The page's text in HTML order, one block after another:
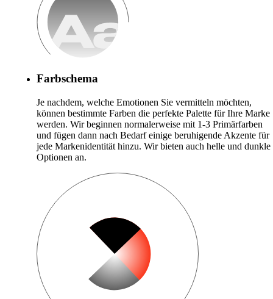
Farbschema
Je nachdem, welche Emotionen Sie vermitteln möchten,
können bestimmte Farben die perfekte Palette für Ihre Marke
werden. Wir beginnen normalerweise mit 1-3 Primärfarben
und fügen dann nach Bedarf einige beruhigende Akzente für
jede Markenidentität hinzu. Wir bieten auch helle und dunkle
Optionen an.